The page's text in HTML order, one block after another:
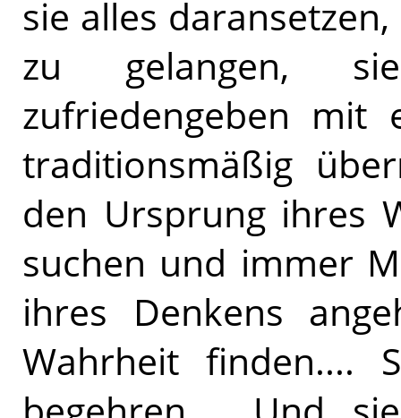
sie alles
zu gelangen,
zufriedengeben mit
traditionsmäßig
den Ursprung ihres
suchen und immer
ihres Denkens
Wahrheit finden....